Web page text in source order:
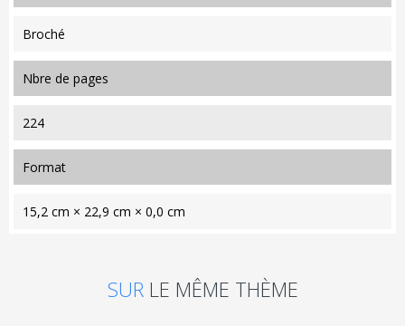
Broché
nbre de pages
224
format
15,2 cm × 22,9 cm × 0,0 cm
SUR LE MÊME THÈME